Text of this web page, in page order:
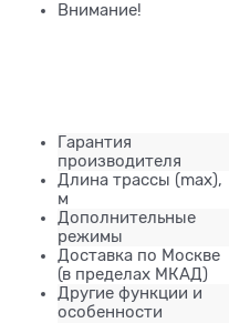
Внимание!
Гарантия
производителя
Длина трассы (mах),
м
Дополнительные
режимы
Доставка по Москве
(в пределах МКАД)
Другие функции и
особенности